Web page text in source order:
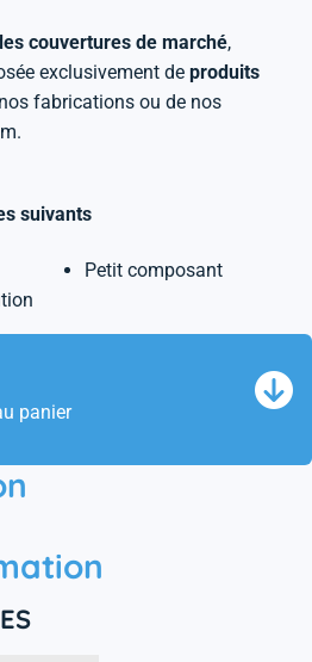
couvertures de marché,
exclusivement de produits
fabrications ou de nos
suivants
Petit composant
panier